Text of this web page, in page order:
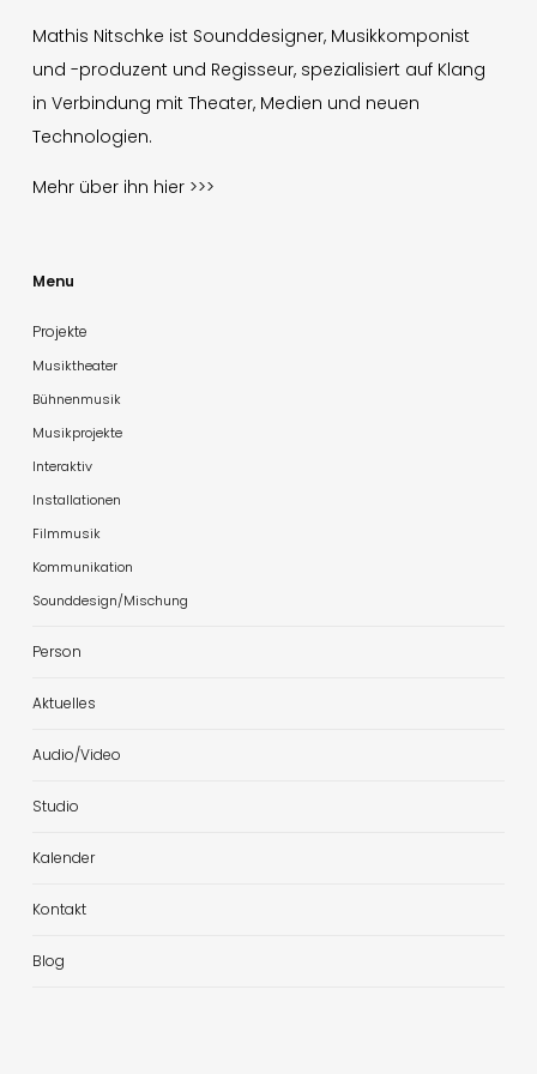
Mathis Nitschke ist Sounddesigner, Musikkomponist
und -produzent und Regisseur, spezialisiert auf Klang
in Verbindung mit Theater, Medien und neuen
Technologien.
Mehr über ihn hier >>>
Menu
Projekte
Musiktheater
Bühnenmusik
Musikprojekte
Interaktiv
Installationen
Filmmusik
Kommunikation
Sounddesign/Mischung
Person
Aktuelles
Audio/Video
Studio
Kalender
Kontakt
Blog